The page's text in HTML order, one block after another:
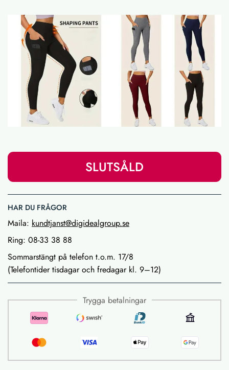
SLUTSÅLD
HAR DU FRÅGOR
Maila: kundtjanst@digidealgroup.se
Ring: 08-33 38 88
Sommarstängt på telefon t.o.m. 17/8
(Telefontider tisdagar och fredagar kl. 9–12)
Trygga betalningar